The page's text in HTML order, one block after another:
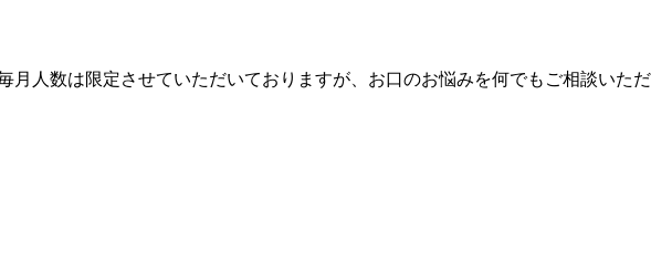
人数は限定させていただいておりますが、お口のお悩みを何でもご相談いただ